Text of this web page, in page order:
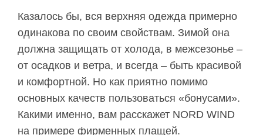
Казалось бы, вся верхняя одежда примерно
одинакова по своим свойствам. Зимой она
должна защищать от холода, в межсезонье –
от осадков и ветра, и всегда – быть красивой
и комфортной. Но как приятно помимо
основных качеств пользоваться «бонусами».
Какими именно, вам расскажет NORD WIND
на примере фирменных плащей.